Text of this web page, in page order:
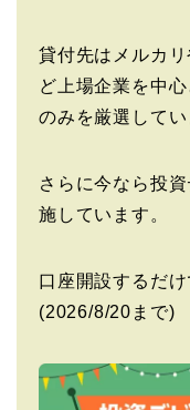
貸付先はメルカ
ど上場企業を中
のみを厳選してい
さらに今なら投
施しています。
口座開設するだ
(2026/8/20まで)